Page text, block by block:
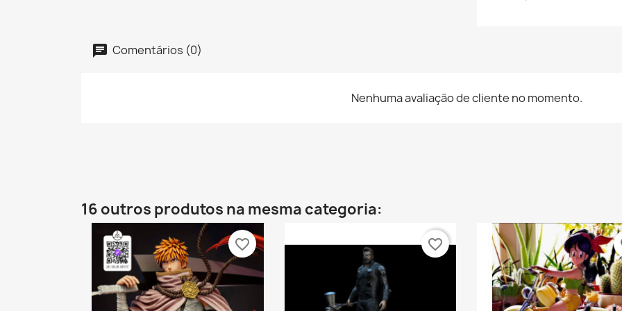
Comentários (0)
Nenhuma avaliação de cliente no momento.
16 outros produtos na mesma categoria:
favorite_border favorite_border